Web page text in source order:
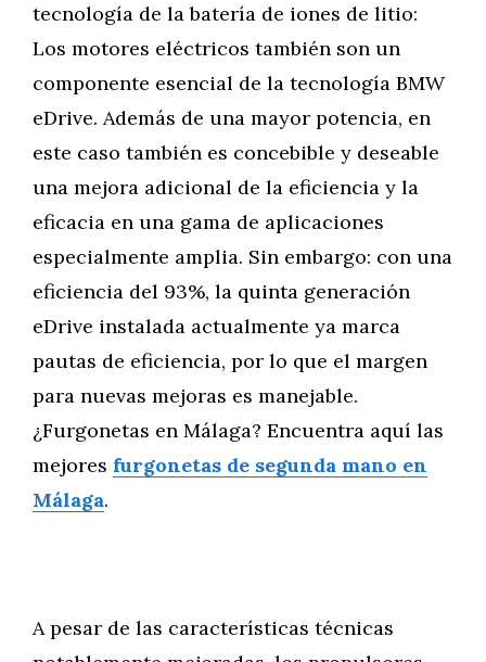
tecnología de la batería de iones de litio:
Los motores eléctricos también son un
componente esencial de la tecnología BMW
eDrive. Además de una mayor potencia, en
este caso también es concebible y deseable
una mejora adicional de la eficiencia y la
eficacia en una gama de aplicaciones
especialmente amplia. Sin embargo: con una
eficiencia del 93%, la quinta generación
eDrive instalada actualmente ya marca
pautas de eficiencia, por lo que el margen
para nuevas mejoras es manejable.
¿Furgonetas en Málaga? Encuentra aquí las
mejores furgonetas de segunda mano en
Málaga.
A pesar de las características técnicas